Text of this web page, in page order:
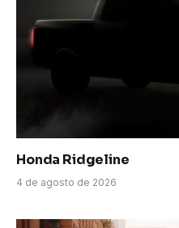
Honda Ridgeline
4 de agosto de 2026